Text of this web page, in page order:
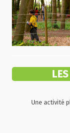
LES
Une activité